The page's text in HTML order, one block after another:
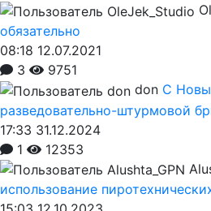
обязательно
08:18 12.07.2021
3
9751
don С
разведовательно-штурмовой
17:33 31.12.2024
1
12353
использование